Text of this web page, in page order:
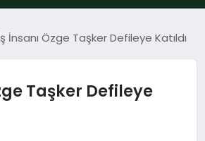
İnsanı Özge Taşker Defileye Katıldı
Taşker Defileye